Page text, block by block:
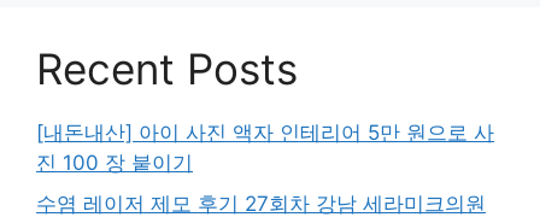
Recent Posts
[내돈내산] 아이 사진 액자 인테리어 5만 원으로 사
진 100 장 붙이기
수염 레이저 제모 후기 27회차 강남 세라미크의원